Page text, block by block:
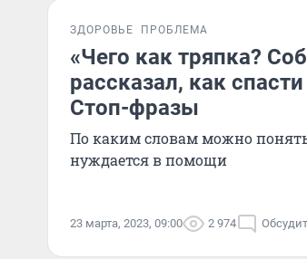
ЗДОРОВЬЕ ПРОБЛЕМА
«Чего как тряпка?
рассказал, как
Стоп-фразы
По каким словам можно
нуждается в помощи
23 марта, 2023, 09:00 2 974